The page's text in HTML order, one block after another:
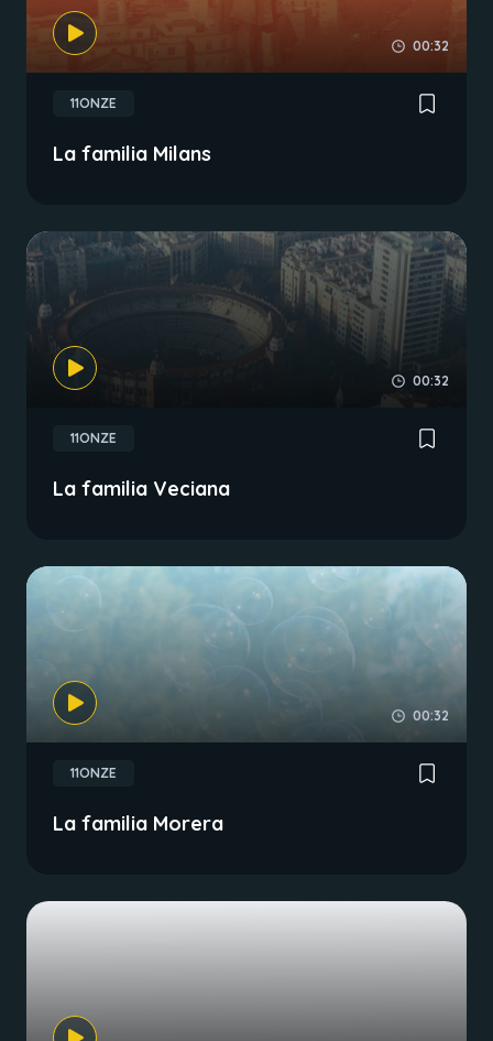
00:32
11ONZE
La familia Milans
00:32
11ONZE
La familia Veciana
00:32
11ONZE
La familia Morera